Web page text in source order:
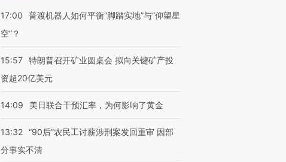
17:00
普渡机器人如何平衡“脚踏实地”与“仰望星
空”？
15:57 特朗普召开矿业圆桌会 拟向关键矿产投
资超20亿美元
14:09 美日联合干预汇率，为何影响了黄金
13:32 “90后”农民工讨薪涉刑案发回重审 因部
分事实不清